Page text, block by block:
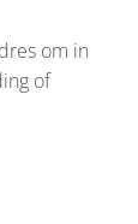
om in
of